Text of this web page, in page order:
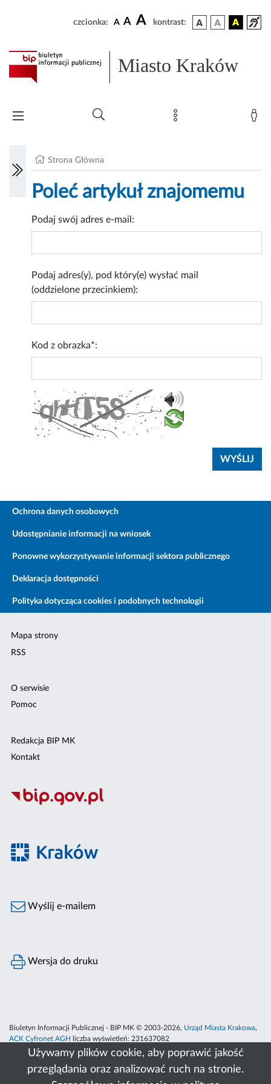
Używamy plików cookie, aby poprawić jakość
przeglądania oraz analizować ruch na stronie.
czcionka: A A A kontrast:
Miasto Kraków
Strona Główna
Poleć artykuł znajomemu
Podaj swój adres e-mail:
Podaj adres(y), pod który(e) wysłać mail
(oddzielone przecinkiem):
Kod z obrazka*:
Ochrona danych osobowych
Udostępnianie informacji na wniosek
Ponowne wykorzystywanie informacji sektora publicznego
Deklaracja dostępności
Polityka dotycząca cookies i podobnych technologii
Mapa strony
RSS
O serwisie
Pomoc
Redakcja BIP MK
Kontakt
Wyślij e-mailem
Wersja do druku
Biuletyn Informacji Publicznej - BIP MK © 2003-2026, Urząd Miasta Krakowa,
ACK Cyfronet AGH
liczba wyświetleń: 231637082